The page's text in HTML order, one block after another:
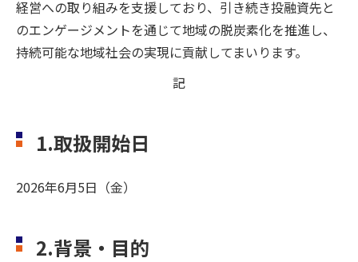
経営への取り組みを支援しており、引き続き投融資先と
のエンゲージメントを通じて地域の脱炭素化を推進し、
持続可能な地域社会の実現に貢献してまいります。
記
1.取扱開始日
2026年6月5日（金）
2.背景・目的